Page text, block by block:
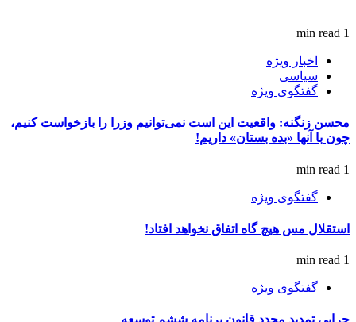
1 min read
اخبار ویژه
سیاسی
گفتگوی ویژه
محسن زنگنه: واقعیت این است نمی‌توانیم وزرا را بازخواست کنیم،
چون با آنها «بده بستان» داریم!
1 min read
گفتگوی ویژه
استقلال مس هیچ گاه اتفاق نخواهد افتاد!
1 min read
گفتگوی ویژه